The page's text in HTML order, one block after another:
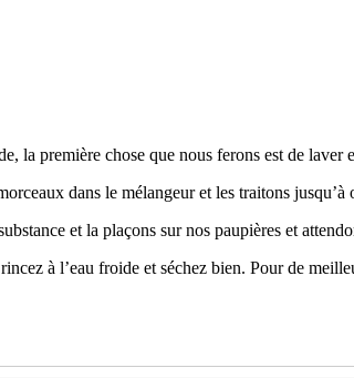
la première chose que nous ferons est de
dans le mélangeur et les traitons
et la plaçons sur nos paupières et
à l’eau froide et séchez bien. Pour de